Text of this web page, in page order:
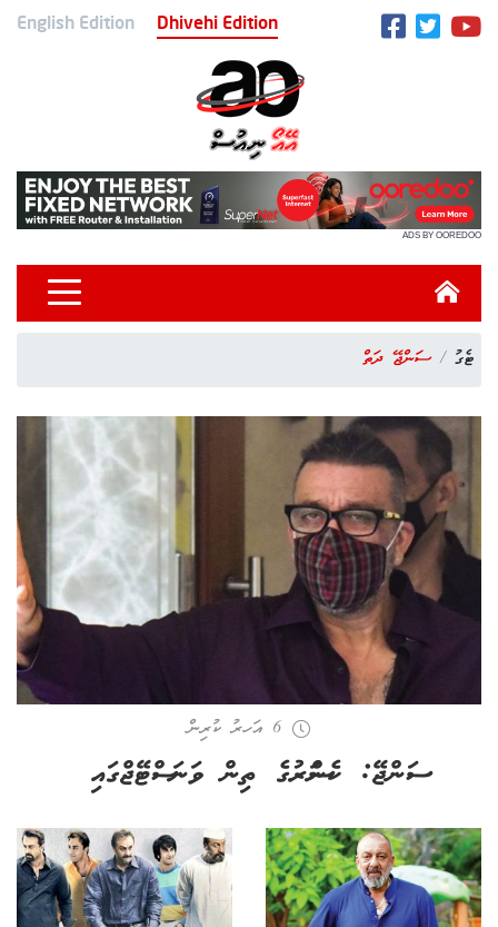
English Edition Dhivehi Edition
ADS BY OOREDOO
ޓެގު ސަންޖޭ ދަތް
6 އަހރު ކުރިން
ސަންޖޭ: ކެންސަރުގެ ތިން ވަނަ ސްޓޭޖްގައި